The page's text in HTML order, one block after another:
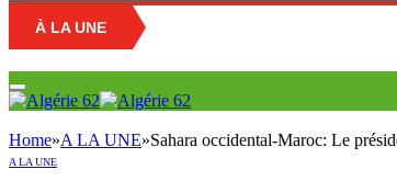
À LA UNE
Home»A LA UNE»Sahara occidental-Maroc: Le
A LA UNE